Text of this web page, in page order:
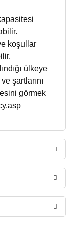
koşullar
ülkeye
şartlarını
görmek